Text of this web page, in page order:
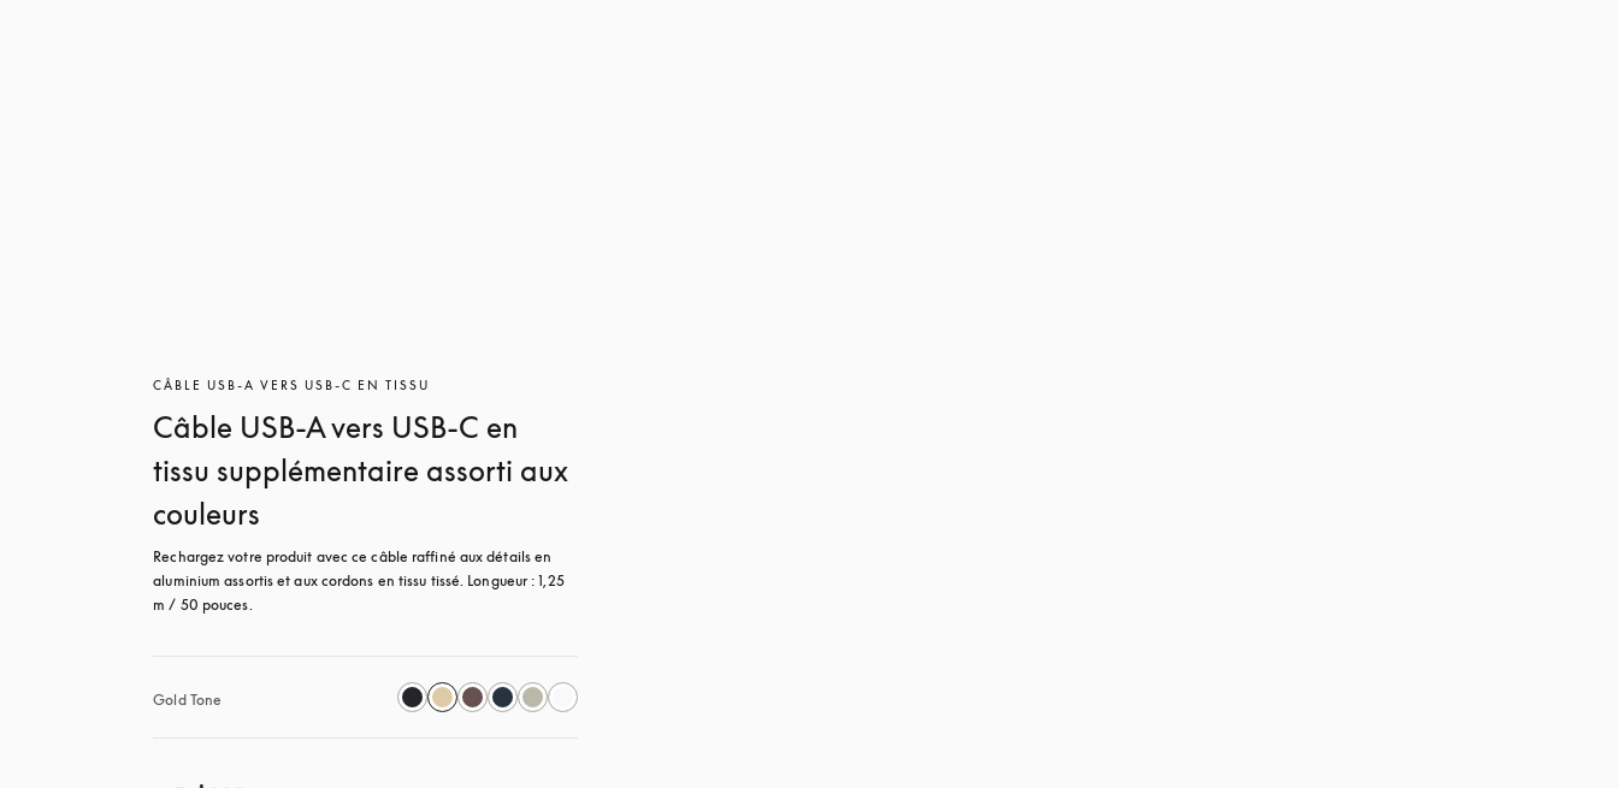
CÂBLE USB-A VERS USB-C EN TISSU
Câble USB-A vers USB-C en
tissu supplémentaire assorti aux
couleurs
Rechargez votre produit avec ce câble raffiné aux détails en
aluminium assortis et aux cordons en tissu tissé. Longueur : 1,25
m / 50 pouces.
Gold Tone